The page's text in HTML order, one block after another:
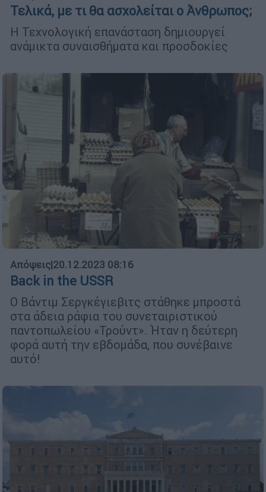
Τελικά, με τι θα ασχολείται ο Άνθρωπος;
Η Τεχνολογική επανάσταση δημιουργεί
ανάμικτα συναισθήματα και προσδοκίες
Απόψεις|20.12.2023 08:16
Back in the USSR
Ο Βάντιμ Σεργκέγιεβιτς στάθηκε μπροστά
στα άδεια ράφια του συνεταιριστικού
παντοπωλείου «Τρούντ». Ήταν η δεύτερη
φορά αυτή την εβδομάδα, που συνέβαινε
αυτό!